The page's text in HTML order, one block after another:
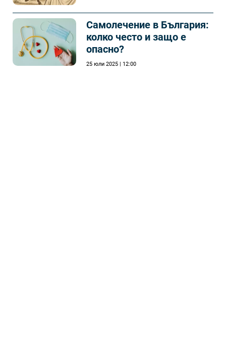
Самолечeние в България:
колко често и защо е
опасно?
25 юли 2025 | 12:00